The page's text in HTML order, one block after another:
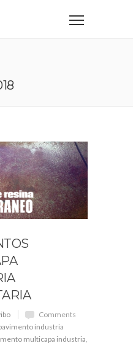
Comments
industria
multicapa industria,